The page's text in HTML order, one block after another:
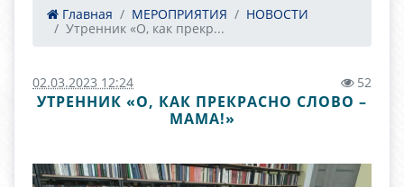
Главная МЕРОПРИЯТИЯ
НОВОСТИ
Утренник «О, как прекр...
02.03.2023 12:24 52
УТРЕННИК «О, КАК ПРЕКРАСНО СЛОВО –
МАМА!»